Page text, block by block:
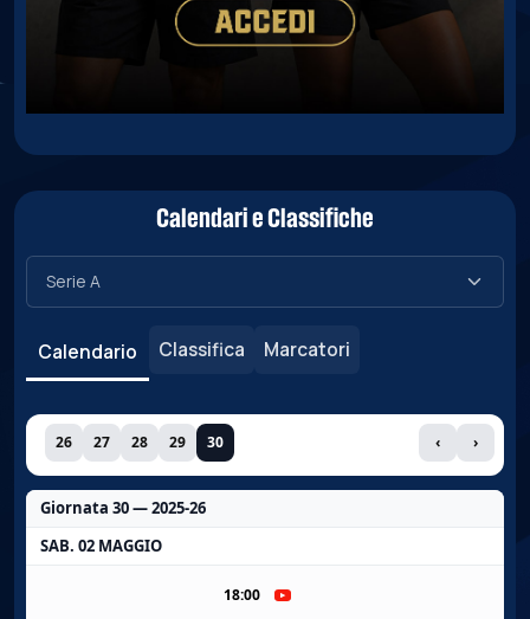
Calendari e Classifiche
Calendario Classifica Marcatori
26 27 28 29 30 ‹ ›
Giornata 30 — 2025-26
SAB. 02 MAGGIO
18:00